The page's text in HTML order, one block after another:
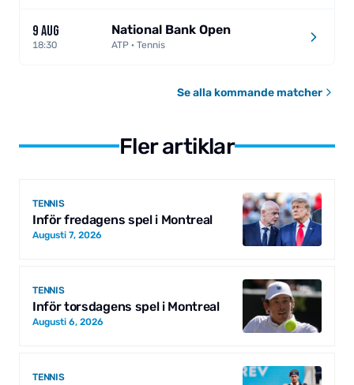
9 AUG
18:30
National Bank Open
ATP · Tennis
Se alla kommande matcher
Fler artiklar
TENNIS
Inför fredagens spel i Montreal
Augusti 7, 2026
TENNIS
Inför torsdagens spel i Montreal
Augusti 6, 2026
TENNIS